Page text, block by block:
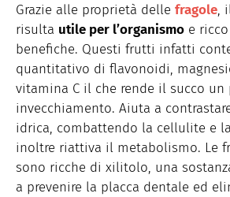
Grazie alle proprietà delle fragole,
risulta utile per l’organismo e
benefiche. Questi frutti infatti
quantitativo di flavonoidi,
vitamina C il che rende il succo
invecchiamento. Aiuta a
idrica, combattendo la cellulite e
inoltre riattiva il metabolismo. Le
sono ricche di xilitolo, una
a prevenire la placca dentale ed